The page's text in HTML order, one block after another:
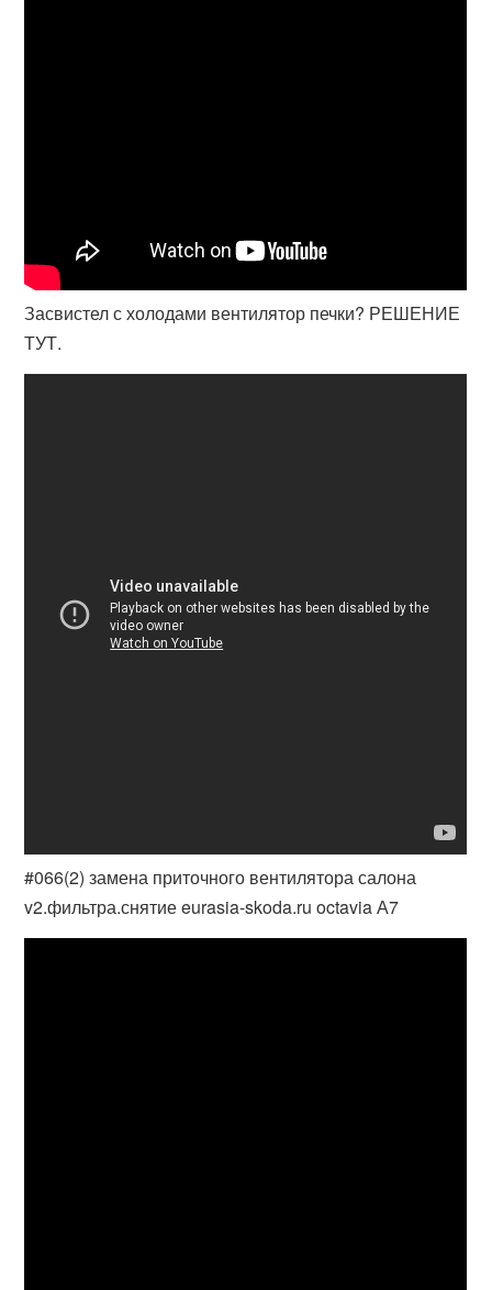
Засвистел с холодами вентилятор печки? РЕШЕНИЕ
ТУТ.
#066(2) замена приточного вентилятора салона
v2.фильтра.снятие eurasia-skoda.ru octavia А7